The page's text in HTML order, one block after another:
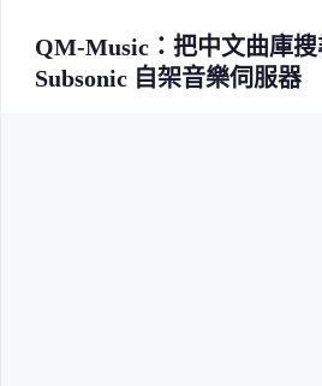
QM-Music：把中文曲庫
Subsonic 自架音樂伺服器